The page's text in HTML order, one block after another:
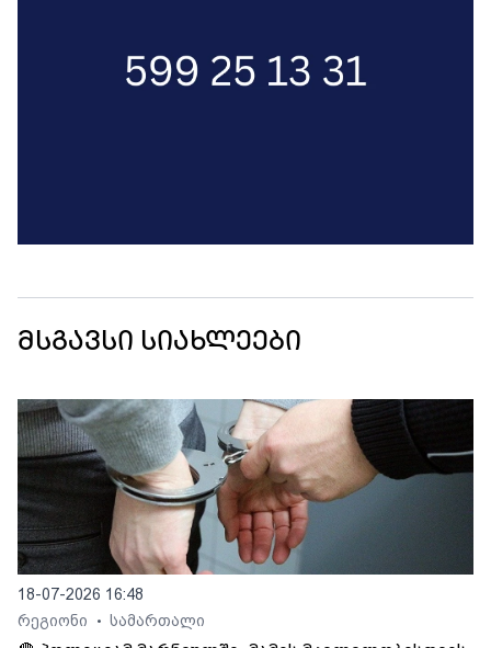
მსგავსი სიახლეები
18-07-2026 16:48
რეგიონი
• სამართალი